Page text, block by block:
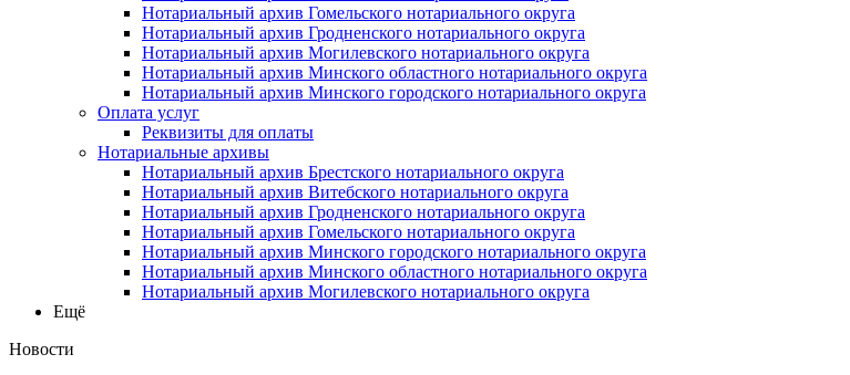
Нотариальный архив Гомельского нотариального округа
Нотариальный архив Гродненского нотариального округа
Нотариальный архив Могилевского нотариального округа
Нотариальный архив Минского областного нотариального округа
Нотариальный архив Минского городского нотариального округа
Оплата услуг
Реквизиты для оплаты
Нотариальные архивы
Нотариальный архив Брестского нотариального округа
Нотариальный архив Витебского нотариального округа
Нотариальный архив Гродненского нотариального округа
Нотариальный архив Гомельского нотариального округа
Нотариальный архив Минского городского нотариального округа
Нотариальный архив Минского областного нотариального округа
Нотариальный архив Могилевского нотариального округа
Ещё
Новости